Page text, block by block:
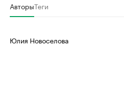
АвторыТеги
Юлия Новоселова